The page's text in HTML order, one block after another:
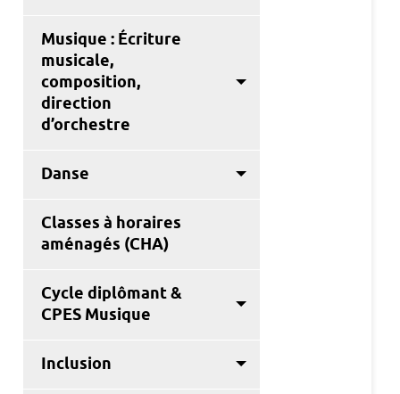
Musique : Écriture
musicale,
composition,
direction
d’orchestre
Danse
Classes à horaires
aménagés (CHA)
Cycle diplômant &
CPES Musique
Inclusion